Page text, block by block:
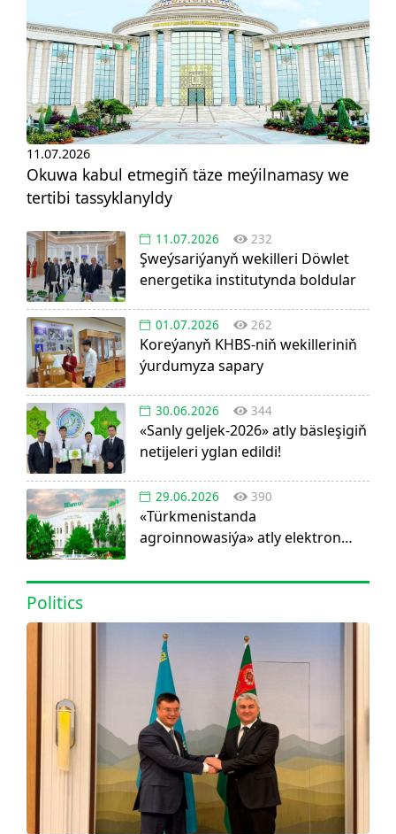
11.07.2026
Okuwa kabul etmegiň täze meýilnamasy we
tertibi tassyklanyldy
11.07.2026 232
Şweýsariýanyň wekilleri Döwlet
energetika institutynda boldular
01.07.2026 262
Koreýanyň KHBS-niň wekilleriniň
ýurdumyza sapary
30.06.2026 344
«Sanly geljek-2026» atly bäsleşigiň
netijeleri yglan edildi!
29.06.2026 390
«Türkmenistanda
agroinnowasiýa» atly elektron
Politics